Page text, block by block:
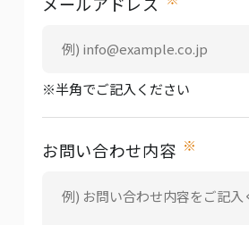
※半角でご記入ください
お問い合わせ内容 ※